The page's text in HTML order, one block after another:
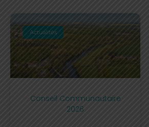
Actualités
Conseil Communautaire
2026